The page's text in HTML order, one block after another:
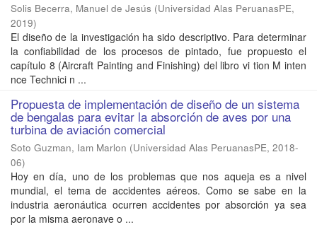
Solis Becerra, Manuel de Jesús (Universidad Alas PeruanasPE,
2019)
El diseño de la investigación ha sido descriptivo. Para determinar
la confiabilidad de los procesos de pintado, fue propuesto el
capítulo 8 (Aircraft Painting and Finishing) del libro vi tion M inten
nce Technici n ...
Propuesta de implementación de diseño de un sistema
de bengalas para evitar la absorción de aves por una
turbina de aviación comercial
Soto Guzman, Iam Marlon (Universidad Alas PeruanasPE, 2018-
06)
Hoy en día, uno de los problemas que nos aqueja es a nivel
mundial, el tema de accidentes aéreos. Como se sabe en la
industria aeronáutica ocurren accidentes por absorción ya sea
por la misma aeronave o ...